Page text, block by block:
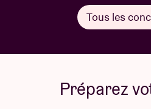
Tous les
Préparez